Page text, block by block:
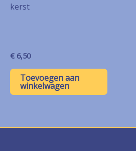
kerst
€ 6,50
Toevoegen aan
winkelwagen